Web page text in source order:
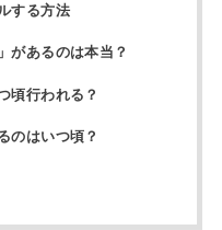
する方法
があるのは本当？
頃行われる？
のはいつ頃？